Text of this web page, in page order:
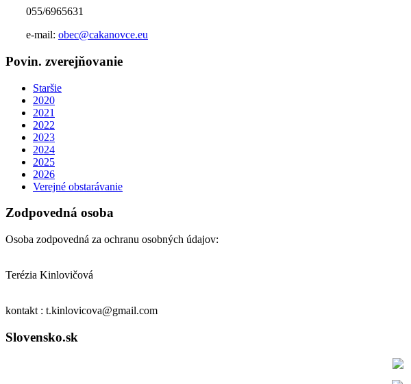
055/6965631
e-mail: obec@cakanovce.eu
Povin. zverejňovanie
Staršie
2020
2021
2022
2023
2024
2025
2026
Verejné obstarávanie
Zodpovedná osoba
Osoba zodpovedná za ochranu osobných údajov:
Terézia Kinlovičová
kontakt : t.kinlovicova@gmail.com
Slovensko.sk